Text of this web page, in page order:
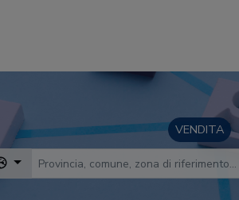
VENDITA